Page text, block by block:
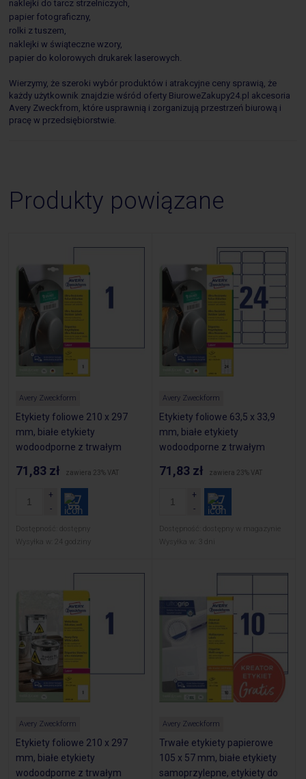
naklejki do tarcz strzelniczych,
papier fotograficzny,
rolki z tuszem,
naklejki w świąteczne wzory,
papier do kolorowych drukarek laserowych.
Wierzymy, że szeroki wybór produktów i atrakcyjne ceny sprawią, że
każdy użytkownik znajdzie wśród oferty BiuroweZakupy24.pl akcesoria
Avery Zweckfrom, które usprawnią i zorganizują przestrzeń biurową i
pracę w przedsiębiorstwie.
Produkty powiązane
Avery Zweckform
Etykiety foliowe 210 x 297
mm, białe etykiety
wodoodporne z trwałym
przemysłowe 10 ark. / op.,
Avery L7917-10
71,83 zł zawiera 23% VAT
Dostępność:
dostępny
Wysyłka w:
24 godziny
Avery Zweckform
Etykiety foliowe 63,5 x 33,9
mm, białe etykiety
wodoodporne z trwałym
przemysłowe 10 ark. / op.,
Avery L7912-10
71,83 zł zawiera 23% VAT
Dostępność:
dostępny w magazynie
Wysyłka w:
3 dni
Avery Zweckform
Etykiety foliowe 210 x 297
mm, białe etykiety
wodoodporne z trwałym
Avery Zweckform
Trwałe etykiety papierowe
105 x 57 mm, białe etykiety
samoprzylepne, etykiety do